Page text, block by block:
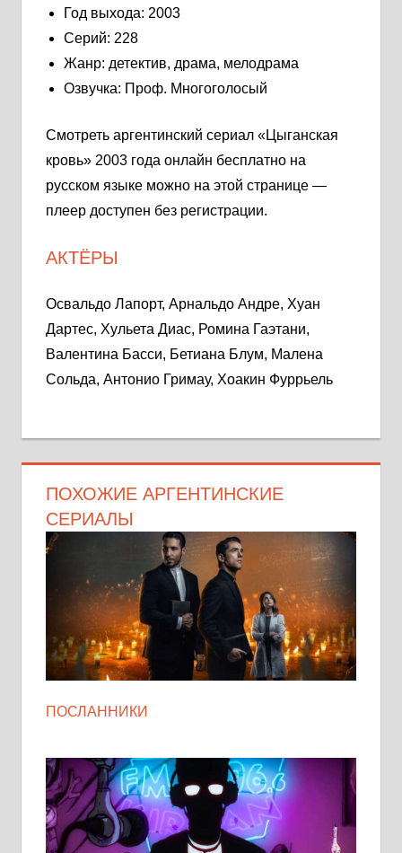
Год выхода: 2003
Серий: 228
Жанр: детектив, драма, мелодрама
Озвучка: Проф. Многоголосый
Смотреть аргентинский сериал «Цыганская
кровь» 2003 года онлайн бесплатно на
русском языке можно на этой странице —
плеер доступен без регистрации.
АКТЁРЫ
Освальдо Лапорт, Арнальдо Андре, Хуан
Дартес, Хульета Диас, Ромина Гаэтани,
Валентина Басси, Бетиана Блум, Малена
Сольда, Антонио Гримау, Хоакин Фуррьель
ПОХОЖИЕ АРГЕНТИНСКИЕ
СЕРИАЛЫ
ПОСЛАННИКИ